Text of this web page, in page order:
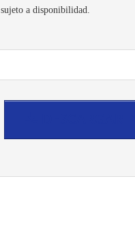
sujeto a disponibilidad.